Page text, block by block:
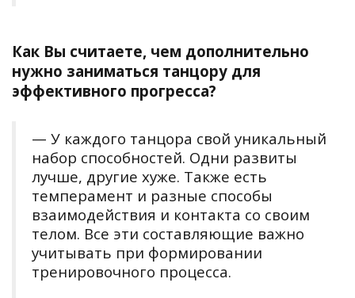
Как Вы считаете, чем дополнительно
нужно заниматься танцору для
эффективного прогресса?
— У каждого танцора свой уникальный
набор способностей. Одни развиты
лучше, другие хуже. Также есть
темперамент и разные способы
взаимодействия и контакта со своим
телом. Все эти составляющие важно
учитывать при формировании
тренировочного процесса.